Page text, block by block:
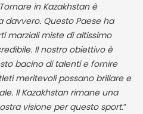
Tornare in Kazakhstan è
Questo Paese ha
marziali miste di altissimo
Il nostro obiettivo è
bacino di talenti e fornire
meritevoli possano brillare e
Il Kazakhstan rimane una
visione per questo sport.”